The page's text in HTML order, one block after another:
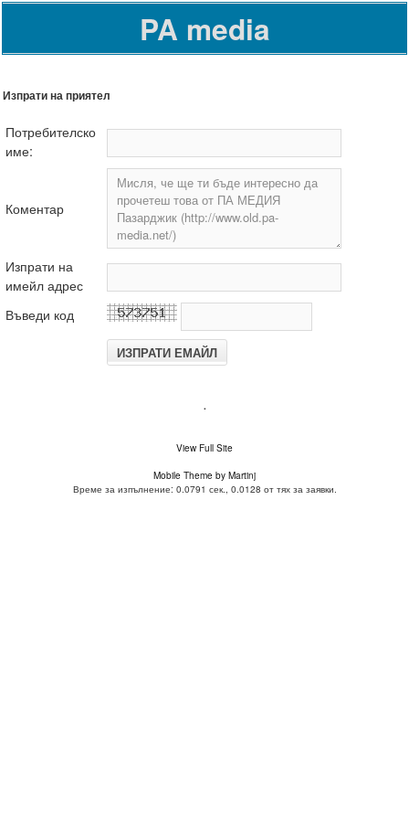
PA media
Изпрати на приятел
Потребителско
име:
Коментар
Изпрати на
имейл адрес
Въведи код
.
View Full Site
Mobile Theme by Martinj
Време за изпълнение: 0.0791 сек., 0.0128 от тях за заявки.